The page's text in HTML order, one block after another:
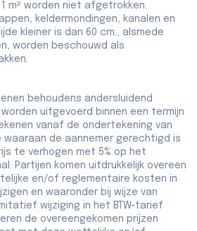
m² worden niet afgetrokken.
keldermondingen, kanalen en
kleiner is dan 60 cm., alsmede
worden beschouwd als
behoudens andersluidend
uitgevoerd binnen een termijn
vanaf de ondertekening van
waaraan de aannemer gerechtigd is
te verhogen met 5% op het
Partijen komen uitdrukkelijk overeen
en/of reglementaire kosten in
en waaronder bij wijze van
wijziging in het BTW-tarief
de overeengekomen prijzen